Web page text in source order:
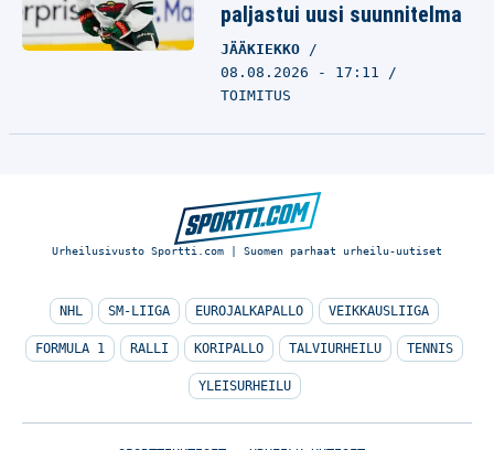
paljastui uusi suunnitelma
JÄÄKIEKKO
08.08.2026 - 17:11
TOIMITUS
Urheilusivusto Sportti.com | Suomen parhaat urheilu-uutiset
NHL SM-LIIGA EUROJALKAPALLO VEIKKAUSLIIGA
FORMULA 1 RALLI KORIPALLO TALVIURHEILU TENNIS
YLEISURHEILU